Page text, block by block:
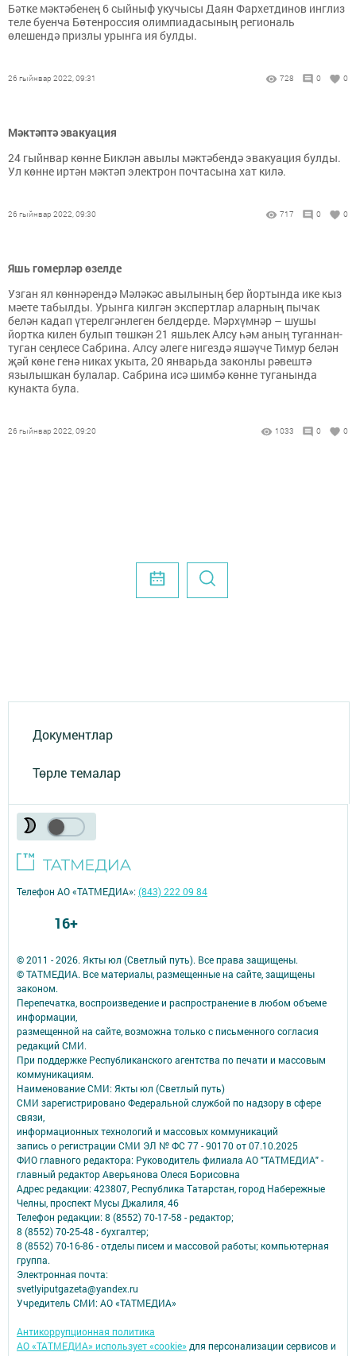
Бәтке мәктәбенең 6 сыйныф укучысы Даян Фархетдинов инглиз
теле буенча Бөтенроссия олимпиадасының региональ
өлешендә призлы урынга ия булды.
26 гыйнвар 2022, 09:31 728 0 0
Мәктәптә эвакуация
24 гыйнвар көнне Биклән авылы мәктәбендә эвакуация булды.
Ул көнне иртән мәктәп электрон почтасына хат килә.
26 гыйнвар 2022, 09:30 717 0 0
Яшь гомерләр өзелде
Узган ял көннәрендә Мәләкәс авылының бер йортында ике кыз
мәете табылды. Урынга килгән экспертлар аларның пычак
белән кадап үтерелгәнлеген белдерде. Мәрхүмнәр – шушы
йортка килен булып төшкән 21 яшьлек Алсу һәм аның туганнан-
туган сеңлесе Сабрина. Алсу әлеге нигездә яшәүче Тимур белән
җәй көне генә никах укыта, 20 январьда законлы рәвештә
язылышкан булалар. Сабрина исә шимбә көнне туганында
кунакта була.
26 гыйнвар 2022, 09:20 1033 0 0
Документлар
Төрле темалар
© 2011 - 2026. Якты юл (Светлый путь). Все права защищены.
© ТАТМЕДИА. Все материалы, размещенные на сайте, защищены
законом.
Перепечатка, воспроизведение и распространение в любом объеме
информации,
размещенной на сайте, возможна только с письменного согласия
редакций СМИ.
При поддержке Республиканского агентства по печати и массовым
коммуникациям.
Наименование СМИ: Якты юл (Светлый путь)
СМИ зарегистрировано Федеральной службой по надзору в сфере
связи,
информационных технологий и массовых коммуникаций
запись о регистрации СМИ ЭЛ № ФС 77 - 90170 от 07.10.2025
ФИО главного редактора: Руководитель филиала АО "ТАТМЕДИА" -
главный редактор Аверьянова Олеся Борисовна
Адрес редакции: 423807, Республика Татарстан, город Набережные
Челны, проспект Мусы Джалиля, 46
Телефон редакции: 8 (8552) 70-17-58 - редактор;
8 (8552) 70-25-48 - бухгалтер;
8 (8552) 70-16-86 - отделы писем и массовой работы; компьютерная
группа.
Электронная почта:
svetlyiputgazeta@yandex.ru
Учредитель СМИ: АО «ТАТМЕДИА»
Антикоррупционная политика
АО «ТАТМЕДИА» использует «cookie»для персонализации сервисов и
Телефон АО «ТАТМЕДИА»:(843) 222 09 84
16+